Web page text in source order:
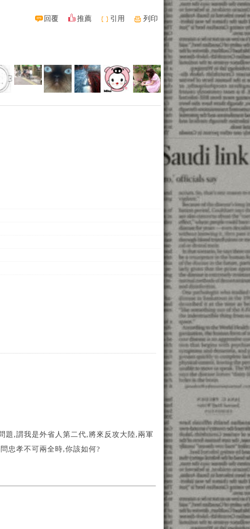
回覆 推薦 引用 列印
題,謂我是外省人第二代,將來反攻大陸,兩軍
忠孝不可兩全時,你該如何?